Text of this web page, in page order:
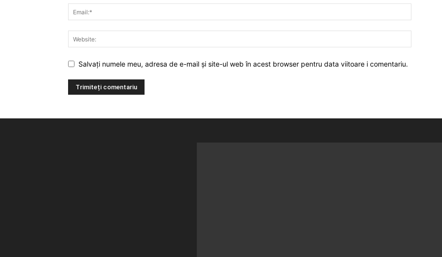
Salvați numele meu, adresa de e-mail și site-ul web în acest browser pentru data viitoare i comentariu.